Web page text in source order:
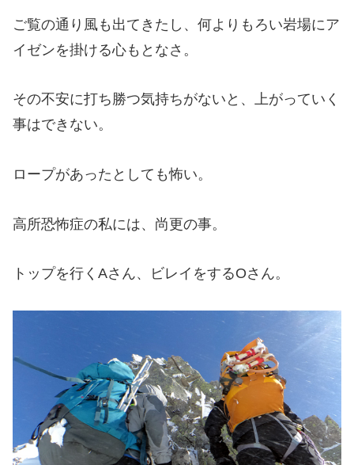
ご覧の通り風も出てきたし、何よりもろい岩場にア
イゼンを掛ける心もとなさ。
その不安に打ち勝つ気持ちがないと、上がっていく
事はできない。
ロープがあったとしても怖い。
高所恐怖症の私には、尚更の事。
トップを行くAさん、ビレイをするOさん。